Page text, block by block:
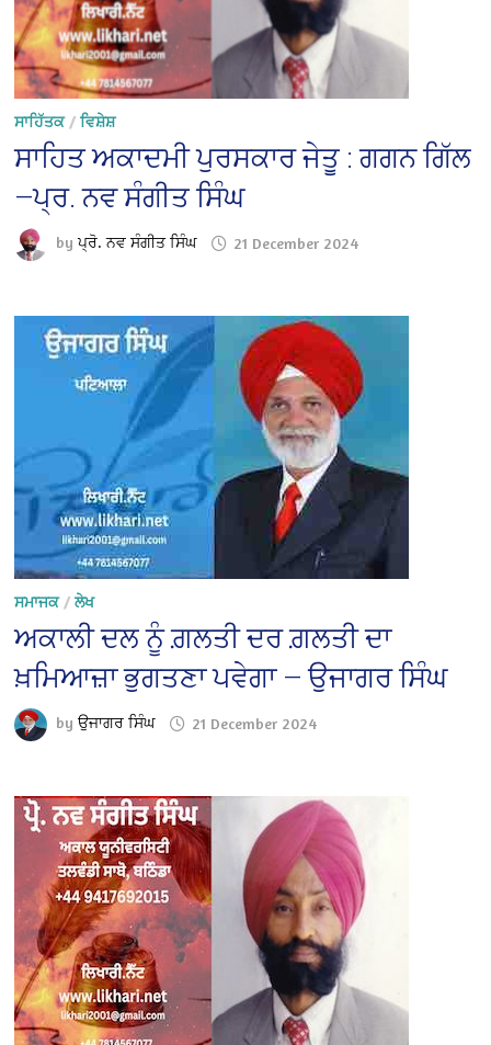
ਸਾਹਿੱਤਕ/ਵਿਸ਼ੇਸ਼
ਸਾਹਿਤ ਅਕਾਦਮੀ ਪੁਰਸਕਾਰ ਜੇਤੂ : ਗਗਨ ਗਿੱਲ
—ਪ੍ਰ. ਨਵ ਸੰਗੀਤ ਸਿੰਘ
byਪ੍ਰੋ. ਨਵ ਸੰਗੀਤ ਸਿੰਘ 21 December 2024
ਸਮਾਜਕ/ਲੇਖ
ਅਕਾਲੀ ਦਲ ਨੂੰ ਗ਼ਲਤੀ ਦਰ ਗ਼ਲਤੀ ਦਾ
ਖ਼ਮਿਆਜ਼ਾ ਭੁਗਤਣਾ ਪਵੇਗਾ — ਉਜਾਗਰ ਸਿੰਘ
byਉਜਾਗਰ ਸਿੰਘ 21 December 2024